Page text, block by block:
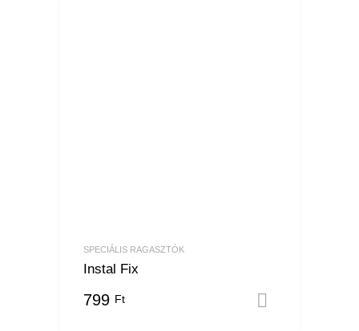
SPECIÁLIS RAGASZTÓK
Instal Fix
799 Ft